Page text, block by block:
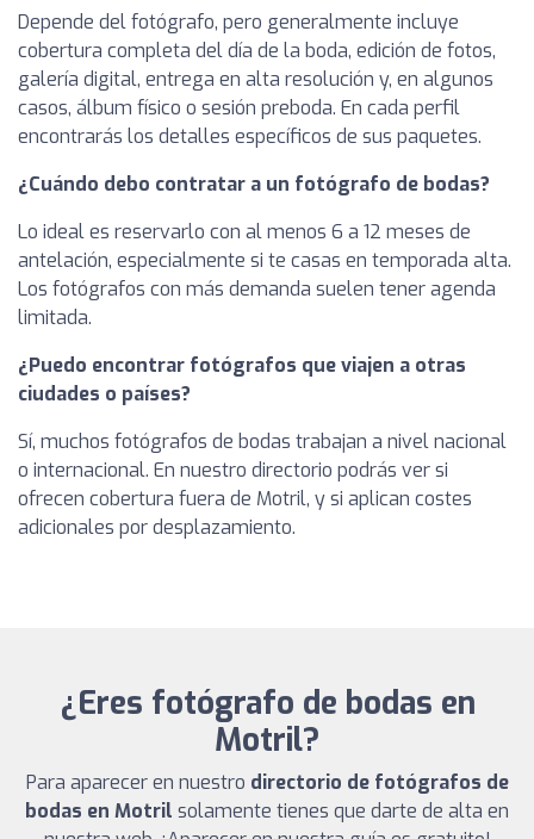
Depende del fotógrafo, pero generalmente incluye
cobertura completa del día de la boda, edición de fotos,
galería digital, entrega en alta resolución y, en algunos
casos, álbum físico o sesión preboda. En cada perfil
encontrarás los detalles específicos de sus paquetes.
¿Cuándo debo contratar a un fotógrafo de bodas?
Lo ideal es reservarlo con al menos 6 a 12 meses de
antelación, especialmente si te casas en temporada alta.
Los fotógrafos con más demanda suelen tener agenda
limitada.
¿Puedo encontrar fotógrafos que viajen a otras
ciudades o países?
Sí, muchos fotógrafos de bodas trabajan a nivel nacional
o internacional. En nuestro directorio podrás ver si
ofrecen cobertura fuera de Motril, y si aplican costes
adicionales por desplazamiento.
¿Eres fotógrafo de bodas en
Motril?
Para aparecer en nuestro directorio de fotógrafos de
bodas en Motril solamente tienes que darte de alta en